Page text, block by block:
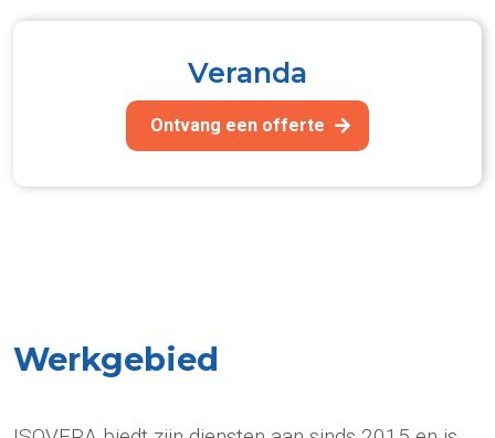
Veranda
Ontvang een offerte
Werkgebied